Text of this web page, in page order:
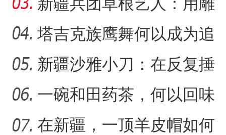
“阿克苏是个好地方·四季
的名片？
新疆兵团草根艺人：用雕
塑述说“兵团故事”雕刻别
塔吉克族鹰舞何以成为追
求美好生活的展现？
新疆沙雅小刀：在反复捶
打中实现匠心传承
一碗和田药茶，何以回味
悠长？
在新疆，一顶羊皮帽如何